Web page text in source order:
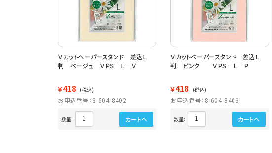
Ｖカットペーパースタンド 差込Ｌ
判 ベージュ ＶＰＳ－Ｌ－Ｖ
￥418 (税込)
お申込番号：8-604-8402
数量: カートへ
Ｖカットペーパースタンド 差込Ｌ
判 ピンク ＶＰＳ－Ｌ－Ｐ
￥418 (税込)
お申込番号：8-604-8403
数量: カートへ